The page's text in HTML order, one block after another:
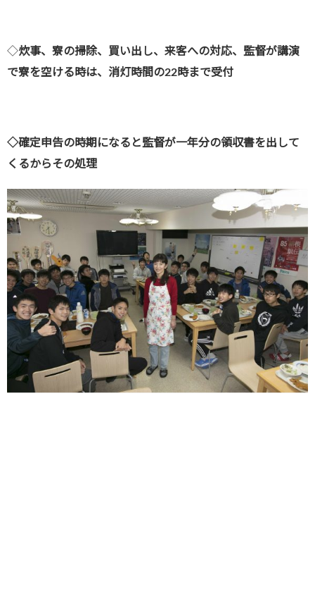
◇炊事、寮の掃除、買い出し、来客への対応、監督が講演
で寮を空ける時は、消灯時間の22時まで受付
◇確定申告の時期になると監督が一年分の領収書を出して
くるからその処理